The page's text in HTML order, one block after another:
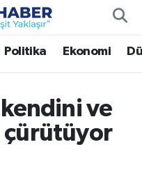
Politika Ekonomi
ve
çürütüyor
Fikstür